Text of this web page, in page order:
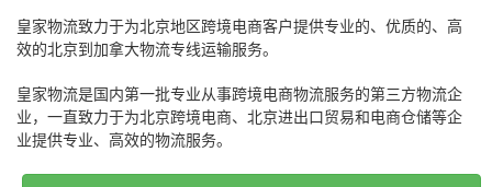
皇家物流致力于为北京地区跨境电商客户提供专业的、优质的、高
效的北京到加拿大物流专线运输服务。
皇家物流是国内第一批专业从事跨境电商物流服务的第三方物流企
业，一直致力于为北京跨境电商、北京进出口贸易和电商仓储等企
业提供专业、高效的物流服务。